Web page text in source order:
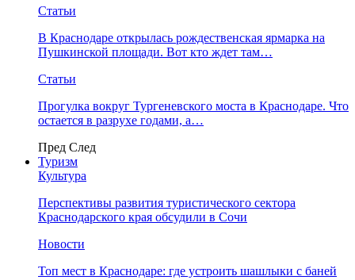
Статьи
В Краснодаре открылась рождественская ярмарка на
Пушкинской площади. Вот кто ждет там…
Статьи
Прогулка вокруг Тургеневского моста в Краснодаре. Что
остается в разрухе годами, а…
Пред След
Туризм
Культура
Перспективы развития туристического сектора
Краснодарского края обсудили в Сочи
Новости
Топ мест в Краснодаре: где устроить шашлыки с баней